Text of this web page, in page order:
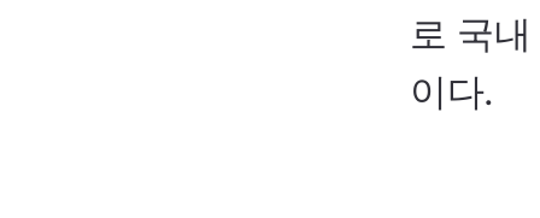
로 국
이다.